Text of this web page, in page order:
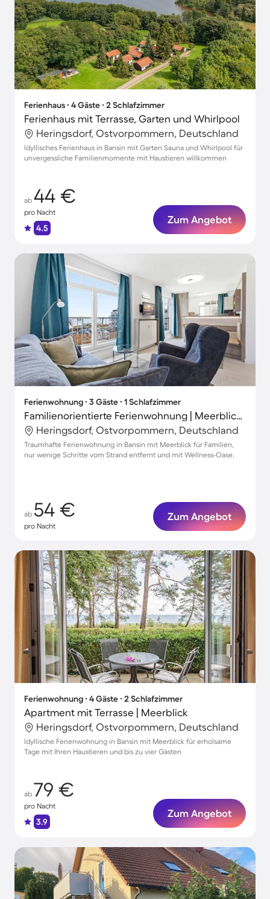
Ferienhaus ∙ 4 Gäste ∙ 2 Schlafzimmer
Ferienhaus mit Terrasse, Garten und Whirlpool
Heringsdorf, Ostvorpommern, Deutschland
Idyllisches Ferienhaus in Bansin mit Garten Sauna und Whirlpool für
unvergessliche Familienmomente mit Haustieren willkommen
ab 44 €
pro Nacht
4.5
Zum Angebot
Ferienwohnung ∙ 3 Gäste ∙ 1 Schlafzimmer
Familienorientierte Ferienwohnung | Meerblick | Nah am Strand
Heringsdorf, Ostvorpommern, Deutschland
Traumhafte Ferienwohnung in Bansin mit Meerblick für Familien,
nur wenige Schritte vom Strand entfernt und mit Wellness-Oase.
ab 54 €
pro Nacht
Zum Angebot
Ferienwohnung ∙ 4 Gäste ∙ 2 Schlafzimmer
Apartment mit Terrasse | Meerblick
Heringsdorf, Ostvorpommern, Deutschland
Idyllische Ferienwohnung in Bansin mit Meerblick für erholsame
Tage mit Ihren Haustieren und bis zu vier Gästen
ab 79 €
pro Nacht
3.9
Zum Angebot